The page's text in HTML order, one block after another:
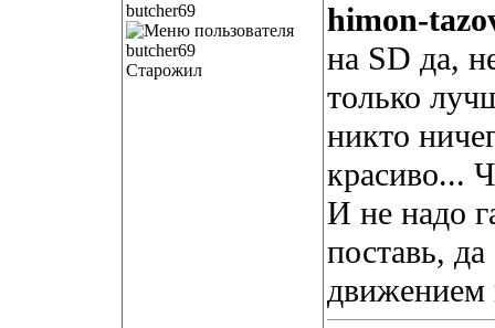
butcher69
Старожил
himon-
на SD да,
только
никто
красиво...
И не надо
поставь,
движением